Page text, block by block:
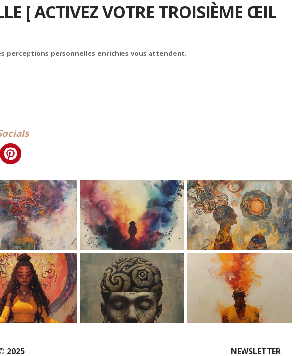
[ ACTIVEZ VOTRE TROISIÈME ŒIL
perceptions personnelles enrichies vous attendent.
2025 NEWSLETTER